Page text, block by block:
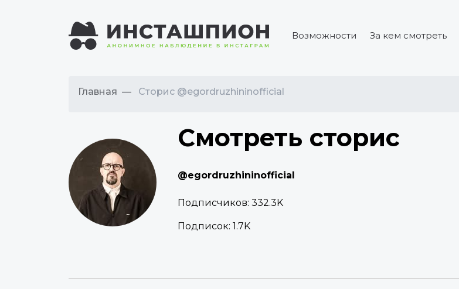
Возможности За кем смотреть
Главная Сторис @egordruzhininofficial
Смотреть сторис
@egordruzhininofficial
Подписчиков: 332.3K
Подписок: 1.7K